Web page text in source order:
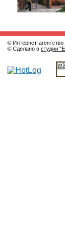
© Интернет-агентство
© Сделано в студии